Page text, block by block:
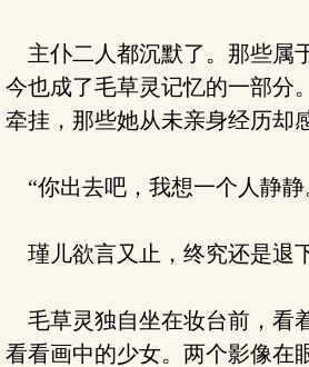
主仆二人都沉默了。那些属
今也成了毛草灵记忆的一部分
牵挂，那些她从未亲身经历却
“你出去吧，我想一个人静静
瑾儿欲言又止，终究还是退
毛草灵独自坐在妆台前，看
看看画中的少女。两个影像在